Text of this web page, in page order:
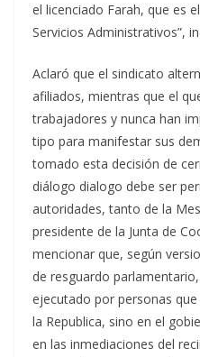
el licenciado Farah, que es
Servicios Administrativos”,
Aclaró que el sindicato
afiliados, mientras que el
trabajadores y nunca han
tipo para manifestar sus
tomado esta decisión de
diálogo dialogo debe ser
autoridades, tanto de la
presidente de la Junta de
mencionar que, según
de resguardo
ejecutado por personas
la Republica, sino en el
en las inmediaciones del